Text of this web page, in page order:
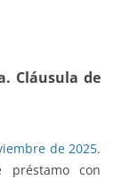
Cláusula de
de 2025.
préstamo con